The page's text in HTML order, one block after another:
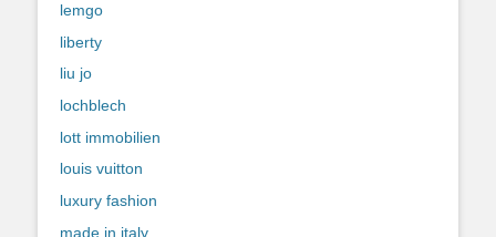
lemgo
liberty
liu jo
lochblech
lott immobilien
louis vuitton
luxury fashion
made in italy